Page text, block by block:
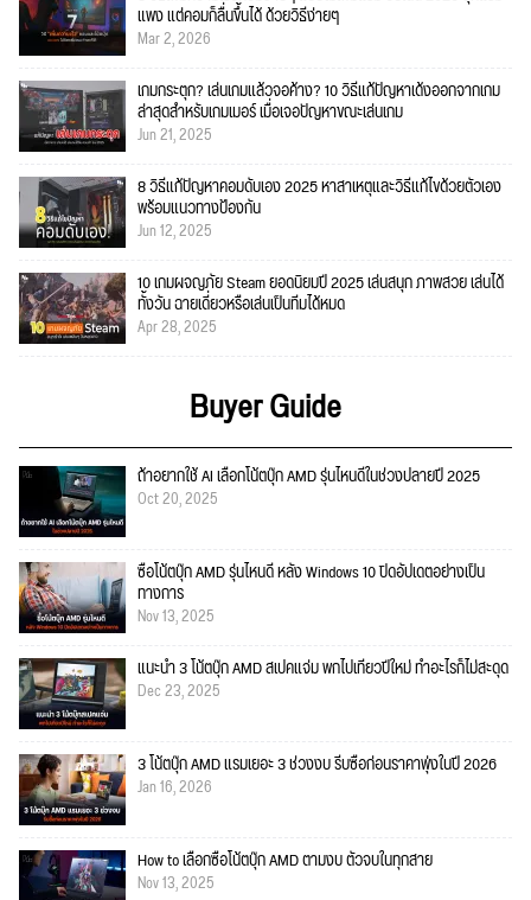
แพง แต่คอมก็ลื่นขึ้นได้ ด้วยวิธีง่ายๆ
Mar 2, 2026
เกมกระตุก? เล่นเกมแล้วจอค้าง? 10 วิธีแก้ปัญหาเด้งออกจากเกม
ล่าสุดสำหรับเกมเมอร์ เมื่อเจอปัญหาขณะเล่นเกม
Jun 21, 2025
8 วิธีแก้ปัญหาคอมดับเอง 2025 หาสาเหตุและวิธีแก้ไขด้วยตัวเอง
พร้อมแนวทางป้องกัน
Jun 12, 2025
10 เกมผจญภัย Steam ยอดนิยมปี 2025 เล่นสนุก ภาพสวย เล่นได้
ทั้งวัน ฉายเดี่ยวหรือเล่นเป็นทีมได้หมด
Apr 28, 2025
Buyer Guide
ถ้าอยากใช้ AI เลือกโน้ตบุ๊ก AMD รุ่นไหนดีในช่วงปลายปี 2025
Oct 20, 2025
ซื้อโน้ตบุ๊ก AMD รุ่นไหนดี หลัง Windows 10 ปิดอัปเดตอย่างเป็น
ทางการ
Nov 13, 2025
แนะนำ 3 โน้ตบุ๊ก AMD สเปคแจ่ม พกไปเที่ยวปีใหม่ ทำอะไรก็ไม่สะดุด
Dec 23, 2025
3 โน้ตบุ๊ก AMD แรมเยอะ 3 ช่วงงบ รีบซื้อก่อนราคาพุ่งในปี 2026
Jan 16, 2026
How to เลือกซื้อโน้ตบุ๊ก AMD ตามงบ ตัวจบในทุกสาย
Nov 13, 2025